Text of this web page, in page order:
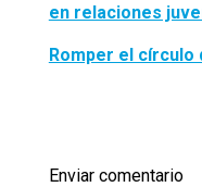
en relaciones
Romper el círculo
Enviar comentario